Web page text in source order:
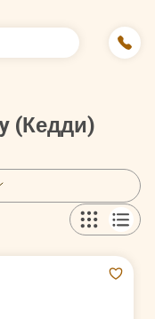
(Кедди)